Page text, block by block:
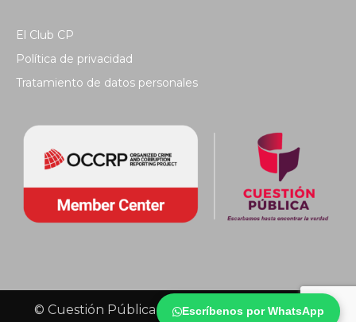
Escríbenos por WhatsApp
El Club CP
Política de privacidad
Tratamiento de datos personales
© Cuestión Pública 2018 - Todos los derechos